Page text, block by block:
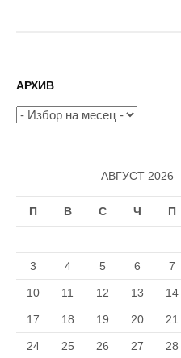
АРХИВ
Архив
АВГУСТ 2026
П В С Ч П
3 4 5 6 7
10 11 12 13 14
17 18 19 20 21
24 25 26 27 28